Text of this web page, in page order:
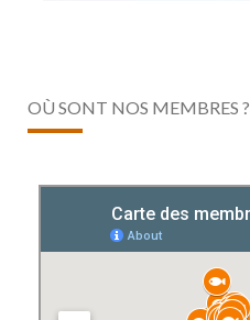
OÙ SONT NOS MEMBRES ?